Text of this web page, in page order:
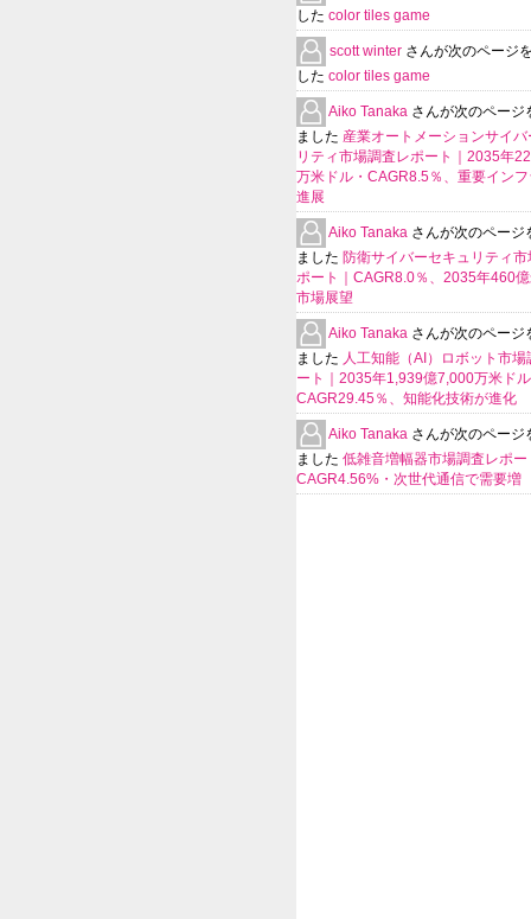
した color tiles game
scott winter さんが次のページ
した color tiles game
Aiko Tanaka さんが次のページ
ました 産業オートメーションサイ
リティ市場調査レポート｜2035年
万米ドル・CAGR8.5％、重要イン
進展
Aiko Tanaka さんが次のページ
ました 防衛サイバーセキュリティ
ポート｜CAGR8.0％、2035年460
市場展望
Aiko Tanaka さんが次のページ
ました 人工知能（AI）ロボット市場
ート｜2035年1,939億7,000万米ド
CAGR29.45％、知能化技術が進化
Aiko Tanaka さんが次のページ
ました 低雑音増幅器市場調査レポー
CAGR4.56%・次世代通信で需要増